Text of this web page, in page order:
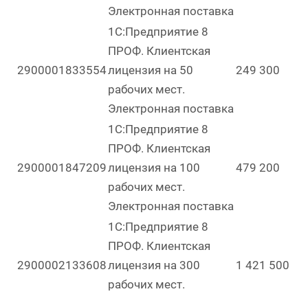
Электронная поставка
2900001833554
1С:Предприятие 8
ПРОФ. Клиентская
лицензия на 50
рабочих мест.
Электронная поставка
249 300
2900001847209
1С:Предприятие 8
ПРОФ. Клиентская
лицензия на 100
рабочих мест.
Электронная поставка
479 200
2900002133608
1С:Предприятие 8
ПРОФ. Клиентская
лицензия на 300
рабочих мест.
1 421 500